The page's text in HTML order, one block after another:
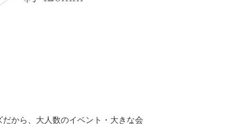
から、大人数のイベント・大きな会